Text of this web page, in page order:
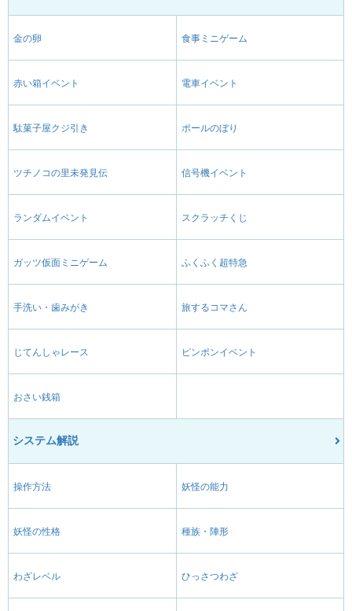
金の卵 食事ミニゲーム
赤い箱イベント 電車イベント
駄菓子屋クジ引き ポールのぼり
ツチノコの里未発見伝 信号機イベント
ランダムイベント スクラッチくじ
ガッツ仮面ミニゲーム ふくふく超特急
手洗い・歯みがき 旅するコマさん
じてんしゃレース ピンポンイベント
おさい銭箱
システム解説
操作方法 妖怪の能力
妖怪の性格 種族・陣形
わざレベル ひっさつわざ